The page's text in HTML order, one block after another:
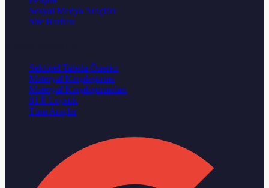
Sosyal Medya Araçları
Site Haritası
Sektörel Tabela Önerici
Materyal Karşılaştırma
Materyal Karşılaştırmaları
81 İl Lojistik
Tüm Araçlar